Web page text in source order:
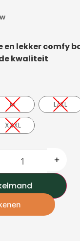
en lekker comfy
kwaliteit
M L/XL
XXXL
+